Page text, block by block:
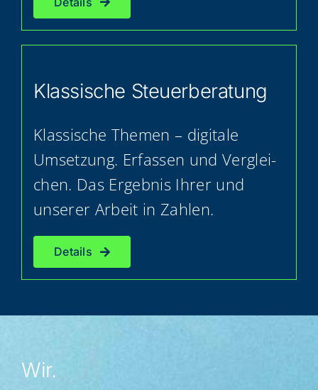
Klas­si­sche Steuerberatung
Klas­si­sche The­men – digi­ta­le
Umset­zung. Erfas­sen und Ver­glei­
chen. Das Ergeb­nis Ihrer und
unse­rer Arbeit in Zahlen.
Details
Wir.